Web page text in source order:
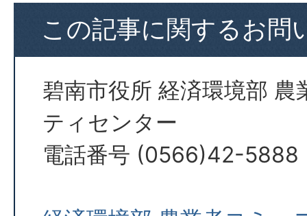
この記事に関するお問
碧南市役所 経済環境部 農
ティセンター
電話番号 (0566)42-5888